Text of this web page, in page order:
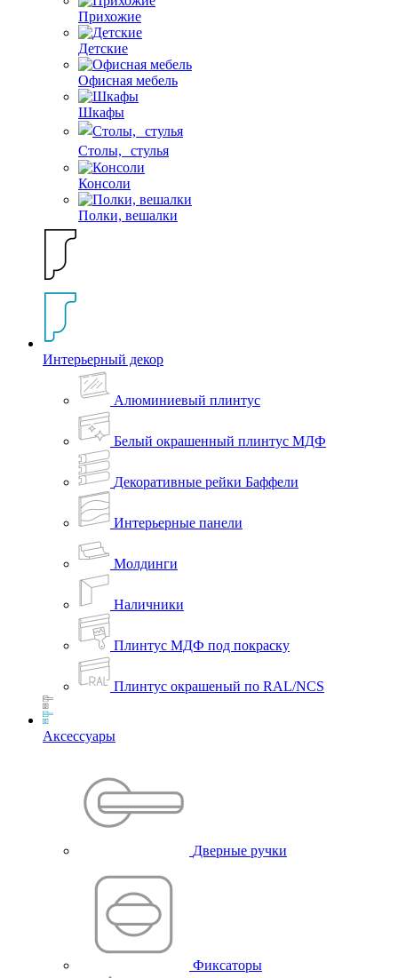
Прихожие
Детские
Офисная мебель
Шкафы
Столы, стулья
Консоли
Полки, вешалки
Интерьерный декор
Алюминиевый плинтус
Белый окрашенный плинтус МДФ
Декоративные рейки Баффели
Интерьерные панели
Молдинги
Наличники
Плинтус МДФ под покраску
Плинтус окрашеный по RAL/NCS
Аксессуары
Дверные ручки
Фиксаторы